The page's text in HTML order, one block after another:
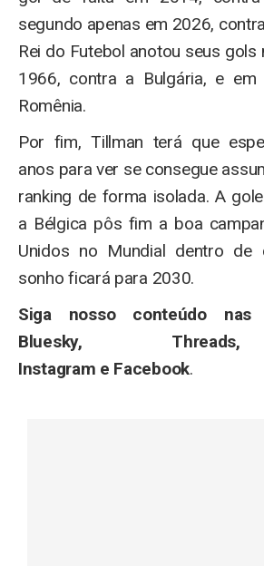
segundo apenas em 2026,
Rei do Futebol anotou seus gols
1966, contra a Bulgária, e em
Romênia.
Por fim, Tillman terá que
anos para ver se consegue
ranking de forma isolada. A
a Bélgica pôs fim a boa
Unidos no Mundial dentro
sonho ficará para 2030.
Siga nosso conteúdo nas
Bluesky,
Instagram e Facebook.